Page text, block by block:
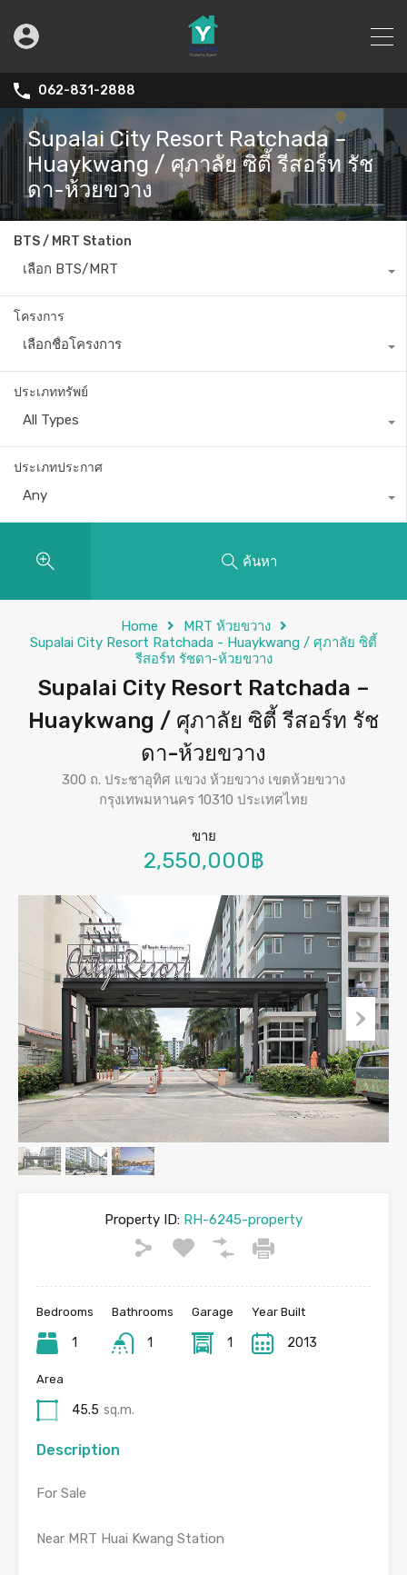
062-831-2888
Supalai City Resort Ratchada –
Huaykwang / ศุภาลัย ซิตี้ รีสอร์ท รัช
ดา-ห้วยขวาง
BTS / MRT Station
เลือก BTS/MRT
โครงการ
เลือกชื่อโครงการ
ประเภททรัพย์
All Types
ประเภทประกาศ
Any
ค้นหา
Home
MRT ห้วยขวาง
Supalai City Resort Ratchada - Huaykwang / ศุภาลัย ซิตี้
รีสอร์ท รัชดา-ห้วยขวาง
Supalai City Resort Ratchada –
Huaykwang / ศุภาลัย ซิตี้ รีสอร์ท รัช
ดา-ห้วยขวาง
300 ถ. ประชาอุทิศ แขวง ห้วยขวาง เขตห้วยขวาง
กรุงเทพมหานคร 10310 ประเทศไทย
ขาย
2,550,000฿
Property ID: RH-6245-property
Bedrooms
1
Bathrooms
1
Garage
1
Year Built
2013
Area
45.5 sq.m.
Description
For Sale
Near MRT Huai Kwang Station